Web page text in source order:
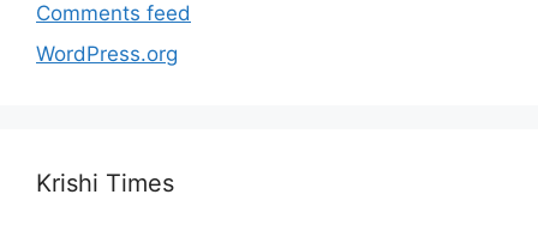
Comments feed
WordPress.org
Krishi Times